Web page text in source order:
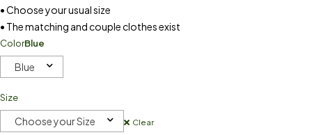
• Choose your usual size
• The matching and couple clothes exist
ColorBlue
Blue
Size
Choose your Size Clear